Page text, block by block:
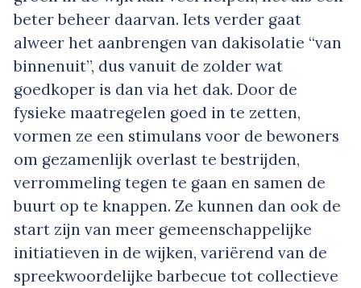
beter beheer daarvan. Iets verder gaat
alweer het aanbrengen van dakisolatie “van
binnenuit”, dus vanuit de zolder wat
goedkoper is dan via het dak. Door de
fysieke maatregelen goed in te zetten,
vormen ze een stimulans voor de bewoners
om gezamenlijk overlast te bestrijden,
verrommeling tegen te gaan en samen de
buurt op te knappen. Ze kunnen dan ook de
start zijn van meer gemeenschappelijke
initiatieven in de wijken, variërend van de
spreekwoordelijke barbecue tot collectieve